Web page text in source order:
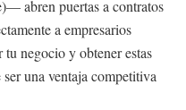
abren puertas a contratos
a empresarios
negocio y obtener estas
una ventaja competitiva